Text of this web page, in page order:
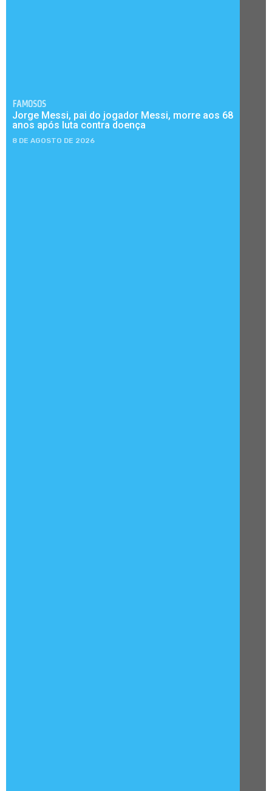
FAMOSOS
Jorge Messi, pai do jogador Messi, morre aos 68
anos após luta contra doença
8 DE AGOSTO DE 2026